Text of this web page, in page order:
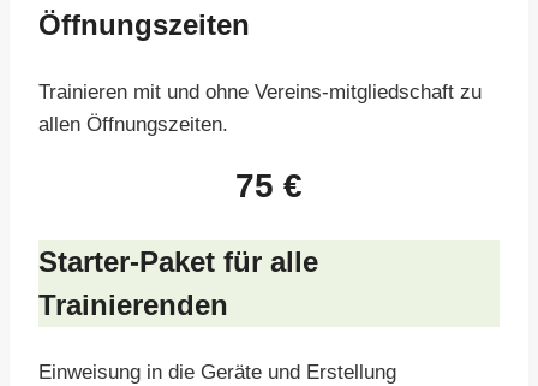
Öffnungszeiten
Trainieren mit und ohne Vereins-mitgliedschaft zu
allen Öffnungszeiten.
75 €
Starter-Paket für alle
Trainierenden
Einweisung in die Geräte und Erstellung